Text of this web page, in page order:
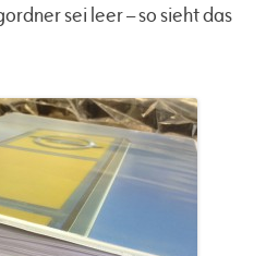
sei leer – so sieht das